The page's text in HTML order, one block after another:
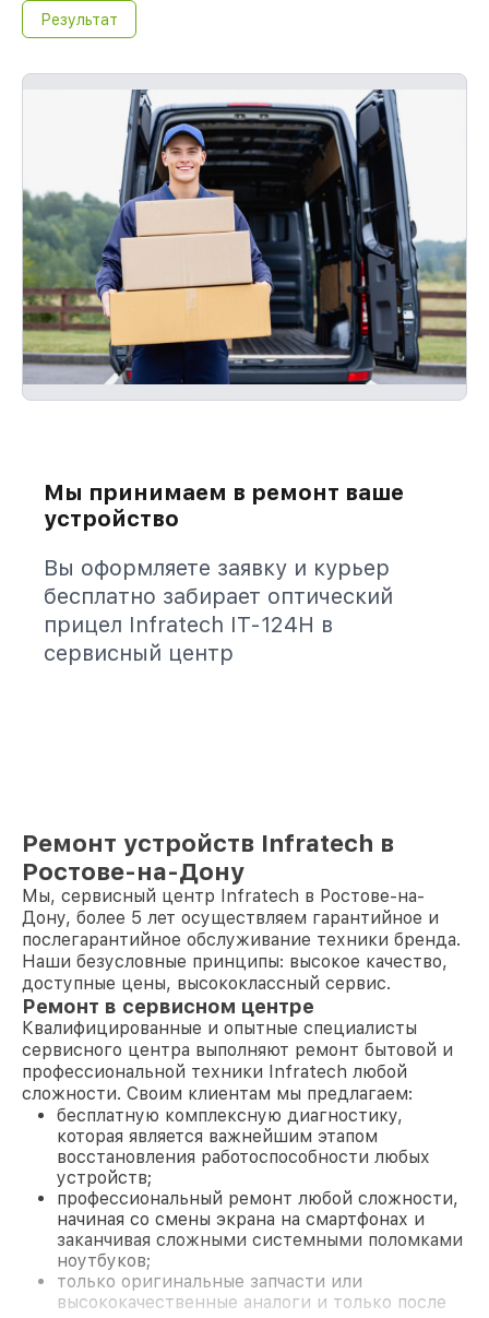
Результат
Мы принимаем в ремонт ваше
устройство
Вы оформляете заявку и курьер
бесплатно забирает оптический
прицел Infratech IT-124Н в
сервисный центр
Ремонт устройств Infratech в
Ростове-на-Дону
Мы, сервисный центр Infratech в Ростове-на-
Дону, более 5 лет осуществляем гарантийное и
послегарантийное обслуживание техники бренда.
Наши безусловные принципы: высокое качество,
доступные цены, высококлассный сервис.
Ремонт в сервисном центре
Квалифицированные и опытные специалисты
сервисного центра выполняют ремонт бытовой и
профессиональной техники Infratech любой
сложности. Своим клиентам мы предлагаем:
бесплатную комплексную диагностику,
которая является важнейшим этапом
восстановления работоспособности любых
устройств;
профессиональный ремонт любой сложности,
начиная со смены экрана на смартфонах и
заканчивая сложными системными поломками
ноутбуков;
только оригинальные запчасти или
высококачественные аналоги и только после